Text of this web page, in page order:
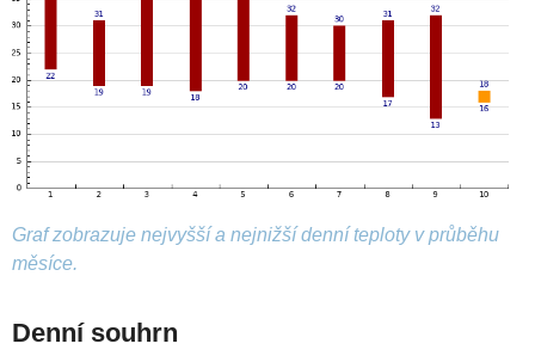
Graf zobrazuje nejvyšší a nejnižší denní teploty v průběhu
měsíce.
Denní souhrn